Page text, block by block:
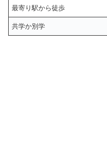
最寄り駅から徒歩
共学か別学